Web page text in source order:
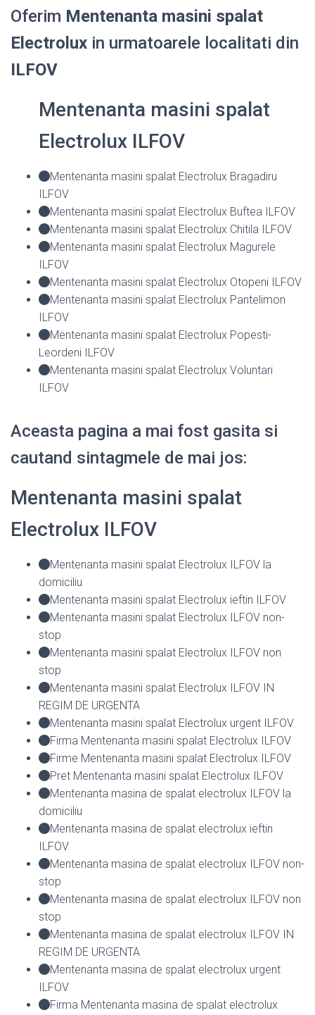
Oferim Mentenanta masini spalat
Electrolux in urmatoarele localitati din
ILFOV
Mentenanta masini spalat
Electrolux ILFOV
Mentenanta masini spalat Electrolux Bragadiru
ILFOV
Mentenanta masini spalat Electrolux Buftea ILFOV
Mentenanta masini spalat Electrolux Chitila ILFOV
Mentenanta masini spalat Electrolux Magurele
ILFOV
Mentenanta masini spalat Electrolux Otopeni ILFOV
Mentenanta masini spalat Electrolux Pantelimon
ILFOV
Mentenanta masini spalat Electrolux Popesti-
Leordeni ILFOV
Mentenanta masini spalat Electrolux Voluntari
ILFOV
Aceasta pagina a mai fost gasita si
cautand sintagmele de mai jos:
Mentenanta masini spalat
Electrolux ILFOV
Mentenanta masini spalat Electrolux ILFOV la
domiciliu
Mentenanta masini spalat Electrolux ieftin ILFOV
Mentenanta masini spalat Electrolux ILFOV non-
stop
Mentenanta masini spalat Electrolux ILFOV non
stop
Mentenanta masini spalat Electrolux ILFOV IN
REGIM DE URGENTA
Mentenanta masini spalat Electrolux urgent ILFOV
Firma Mentenanta masini spalat Electrolux ILFOV
Firme Mentenanta masini spalat Electrolux ILFOV
Pret Mentenanta masini spalat Electrolux ILFOV
Mentenanta masina de spalat electrolux ILFOV la
domiciliu
Mentenanta masina de spalat electrolux ieftin
ILFOV
Mentenanta masina de spalat electrolux ILFOV non-
stop
Mentenanta masina de spalat electrolux ILFOV non
stop
Mentenanta masina de spalat electrolux ILFOV IN
REGIM DE URGENTA
Mentenanta masina de spalat electrolux urgent
ILFOV
Firma Mentenanta masina de spalat electrolux